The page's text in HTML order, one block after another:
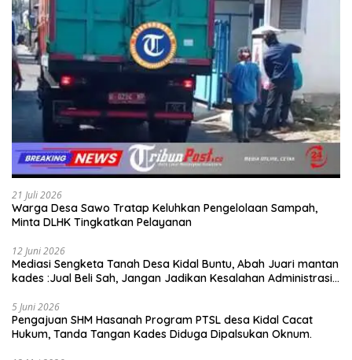
21 Juli 2026
Warga Desa Sawo Tratap Keluhkan Pengelolaan Sampah,
Minta DLHK Tingkatkan Pelayanan
12 Juni 2026
Mediasi Sengketa Tanah Desa Kidal Buntu, Abah Juari mantan
kades :Jual Beli Sah, Jangan Jadikan Kesalahan Administrasi
5 Juni 2026
Pengajuan SHM Hasanah Program PTSL desa Kidal Cacat
Hukum, Tanda Tangan Kades Diduga Dipalsukan Oknum.